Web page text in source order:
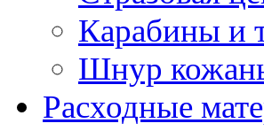
Карабины и
Шнур
Расходные